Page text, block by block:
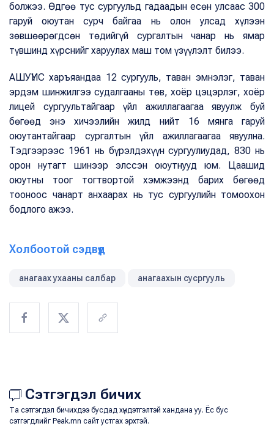
болжээ. Өдгөө тус сургуульд гадаадын есөн улсаас 300
гаруй оюутан сурч байгаа нь олон улсад хүлээн
зөвшөөрөгдсөн төдийгүй сургалтын чанар нь ямар
түвшинд хүрснийг харуулах маш том үзүүлэлт билээ.
АШУҮИС харъяандаа 12 сургууль, таван эмнэлэг, таван
эрдэм шинжилгээ судалгааны төв, хоёр цэцэрлэг, хоёр
лицей сургуультайгаар үйл ажиллагаагаа явуулж буй
бөгөөд энэ хичээлийн жилд нийт 16 мянга гаруй
оюутантайгаар сургалтын үйл ажиллагаагаа явуулна.
Тэдгээрээс 1961 нь бүрэлдэхүүн сургуулиудад, 830 нь
орон нутагт шинээр элссэн оюутнууд юм. Цаашид
оюутны тоог тогтвортой хэмжээнд барих бөгөөд
тооноос чанарт анхаарах нь тус сургуулийн томоохон
бодлого ажээ.
Холбоотой сэдвүүд
анагаах ухааны салбар анагаахын сусргууль
Сэтгэгдэл бичих
Та сэтгэгдэл бичихдээ бусдад хүндэтгэлтэй хандана уу. Ёс бус
сэтгэгдлийг Peak.mn сайт устгах эрхтэй.